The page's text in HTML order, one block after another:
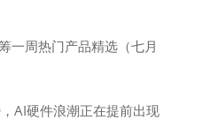
一周热门产品精选（七月
AI硬件浪潮正在提前出现